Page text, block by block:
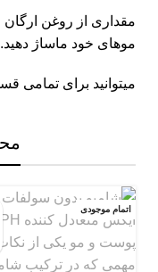
مقداری از روغن
موهای خود ماساژ دهید.
میتوانید برای تمامی
اتمام موجودی